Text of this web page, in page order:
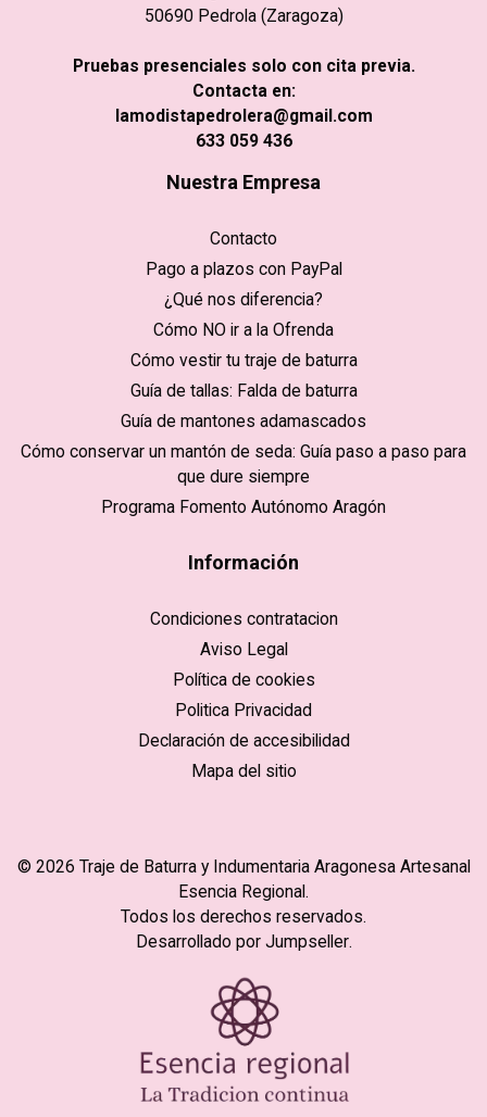
50690 Pedrola (Zaragoza)
Pruebas presenciales solo con cita previa.
Contacta en:
lamodistapedrolera@gmail.com
633 059 436
Nuestra Empresa
Contacto
Pago a plazos con PayPal
¿Qué nos diferencia?
Cómo NO ir a la Ofrenda
Cómo vestir tu traje de baturra
Guía de tallas: Falda de baturra
Guía de mantones adamascados
Cómo conservar un mantón de seda: Guía paso a paso para
que dure siempre
Programa Fomento Autónomo Aragón
Información
Condiciones contratacion
Aviso Legal
Política de cookies
Politica Privacidad
Declaración de accesibilidad
Mapa del sitio
© 2026 Traje de Baturra y Indumentaria Aragonesa Artesanal
Esencia Regional.
Todos los derechos reservados.
Desarrollado por Jumpseller.